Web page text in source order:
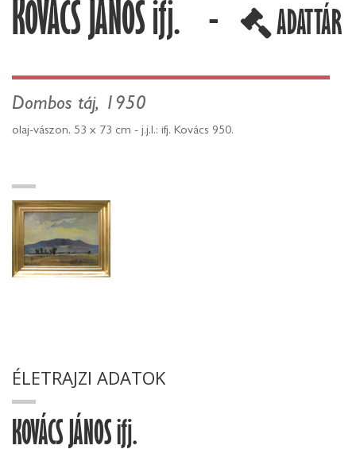
KOVÁCS JÁNOS ifj. - ADATTÁR
Dombos táj, 1950
olaj-vászon, 53 x 73 cm - j.j.l.: ifj. Kovács 950.
ÉLETRAJZI ADATOK
KOVÁCS JÁNOS ifj.